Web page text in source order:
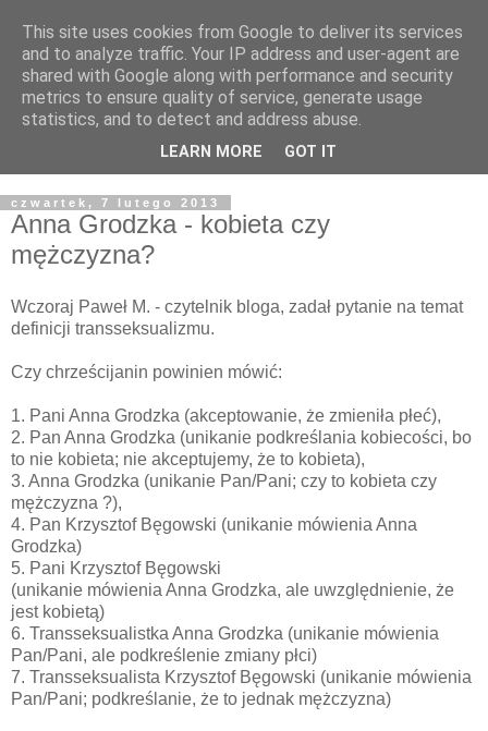
Żyjąc wiarą w REALNYM
świecie
Blog pastora Pawła Bartosika
czwartek, 7 lutego 2013
Anna Grodzka - kobieta czy
mężczyzna?
Wczoraj Paweł M. - czytelnik bloga, zadał pytanie na temat
definicji transseksualizmu.
Czy chrześcijanin powinien mówić:
1. Pani Anna Grodzka (akceptowanie, że zmieniła płeć),
2. Pan Anna Grodzka (unikanie podkreślania kobiecości, bo
to nie kobieta; nie akceptujemy, że to kobieta),
3. Anna Grodzka (unikanie Pan/Pani; czy to kobieta czy
mężczyzna ?),
4. Pan Krzysztof Bęgowski (unikanie mówienia Anna
Grodzka)
5. Pani Krzysztof Bęgowski
(unikanie mówienia Anna Grodzka, ale uwzględnienie, że
jest kobietą)
6. Transseksualistka Anna Grodzka (unikanie mówienia
Pan/Pani, ale podkreślenie zmiany płci)
7. Transseksualista Krzysztof Bęgowski (unikanie mówienia
Pan/Pani; podkreślanie, że to jednak mężczyzna)
This site uses cookies from Google to deliver its services
and to analyze traffic. Your IP address and user-agent are
shared with Google along with performance and security
metrics to ensure quality of service, generate usage
statistics, and to detect and address abuse.
LEARN MORE GOT IT